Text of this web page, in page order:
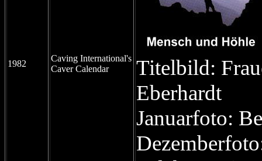
1982
Caving International's
Caver Calendar
Titelbild:
Eberhardt
Januarfoto: